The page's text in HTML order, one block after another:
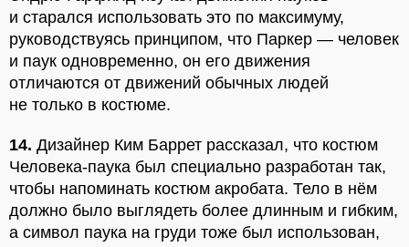
и старался использовать это по максимуму,
руководствуясь принципом, что Паркер — человек
и паук одновременно, он его движения
отличаются от движений обычных людей
не только в костюме.
14. Дизайнер Ким Баррет рассказал, что костюм
Человека-паука был специально разработан так,
чтобы напоминать костюм акробата. Тело в нём
должно было выглядеть более длинным и гибким,
а символ паука на груди тоже был использован,